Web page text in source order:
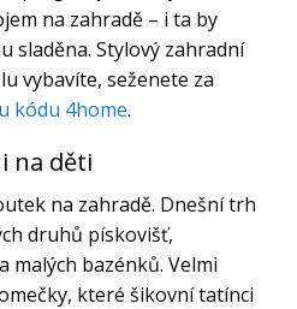
na zahradě – i ta by
sladěna. Stylový zahradní
vybavíte, seženete za
kódu 4home.
na děti
na zahradě. Dnešní trh
druhů pískovišť,
malých bazénků. Velmi
které šikovní tatínci